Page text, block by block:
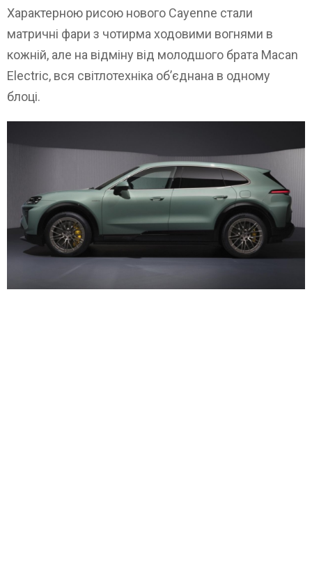
Характерною рисою нового Cayenne стали
матричні фари з чотирма ходовими вогнями в
кожній, але на відміну від молодшого брата Macan
Electric, вся світлотехніка об’єднана в одному
блоці.